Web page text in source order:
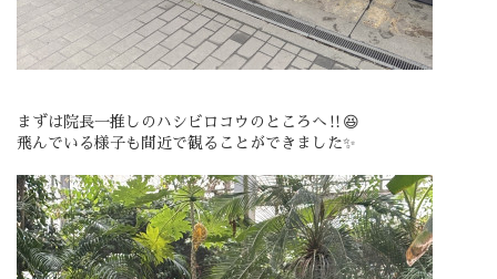
まずは院長一推しのハシビロコウのところへ‼️😆
飛んでいる様子も間近で観ることができました✨